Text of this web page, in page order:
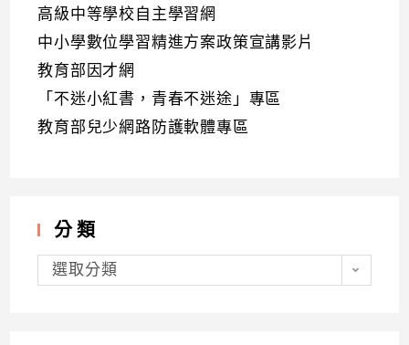
高級中等學校自主學習網
中小學數位學習精進方案政策宣講影片
教育部因才網
「不迷小紅書，青春不迷途」專區
教育部兒少網路防護軟體專區
分類
分
類選取分類